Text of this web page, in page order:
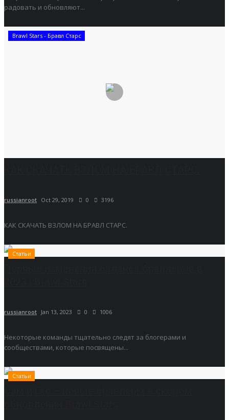
радовать и обновляют...
Brawl Stars - Бравл Старс
russianroot Oct 29, 2019 0 3196
КАК СКАЧАТЬ ВЗЛОМ НА БРАВЛ СТАРС.
Статьи
russianroot Jan 13, 2023 0 1006
Некоторые команды тщательно следят за блогерами и
сообществами, которые посвящены...
Статьи